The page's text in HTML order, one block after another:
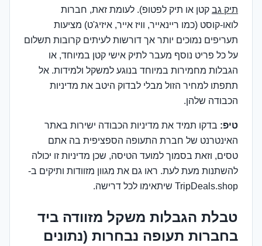
תיק גב קטן או תיק לפטופ). לעומת זאת, חברות
לואו-קוסט (כמו ריינאייר, וויז אייר, איזיג'ט) מציעות
תעריפים נמוכים יותר אך דורשות לעיתים קרובות תשלום
על כל פריט נוסף מעבר לתיק אישי קטן במיוחד, או
הגבלות מחמירות במיוחד בנוגע למשקל ולמידות. אל
תתפתו למחיר הזול מבלי לבדוק היטב את מדיניות
הכבודה שלהן.
טיפ: בדקו תמיד את מדיניות הכבודה ישירות באתר
האינטרנט של חברת התעופה הספציפית בה אתם
טסים, וזאת בסמוך למועד הטיסה, שכן מדיניות זו יכולה
להשתנות מעת לעת. ראו גם את מגוון מזוודות ותיקים ב-
TripDeals.shop שיתאימו לכל דרישה.
טבלת הגבלות משקל מזוודה ביד
בחברות תעופה נבחרות (נתונים